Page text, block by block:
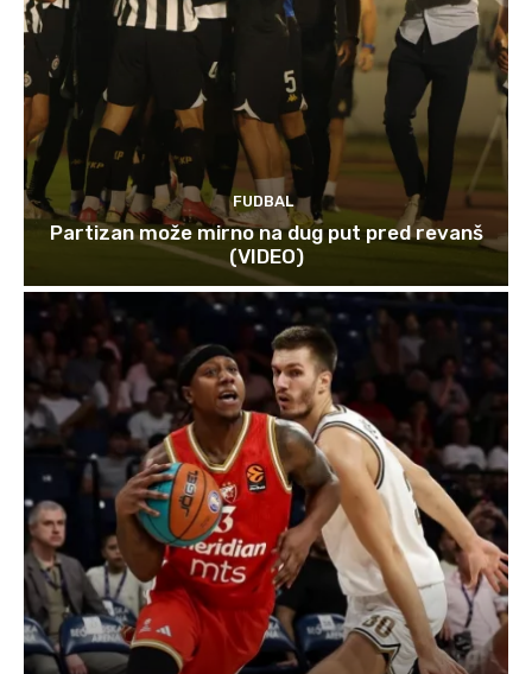
FUDBAL
Partizan može mirno na dug put pred revanš
(VIDEO)